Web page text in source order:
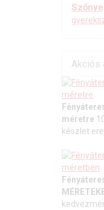
Akciós
méretre
készlet